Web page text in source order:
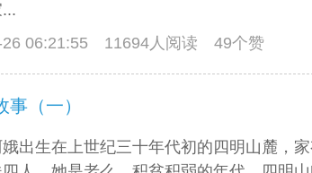
06:21:55
11694人阅读 49个赞
事（一）
娥出生在上世纪三十年代初的四明山麓，